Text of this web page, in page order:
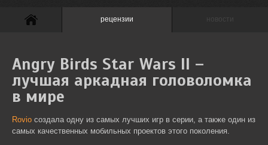
рецензии новости
Angry Birds Star Wars II –
лучшая аркадная головоломка
в мире
Rovio создала одну из самых лучших игр в серии, а также один из
самых качественных мобильных проектов этого поколения.